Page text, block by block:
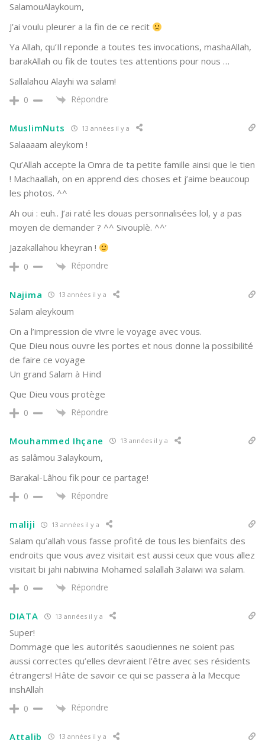
SalamouAlaykoum,
J’ai voulu pleurer a la fin de ce recit
Ya Allah, qu’Il reponde a toutes tes invocations, mashaAllah,
barakAllah ou fik de toutes tes attentions pour nous …
Sallalahou Alayhi wa salam!
0 Répondre
MuslimNuts 13 années il y a
Salaaaam aleykom !
Qu’Allah accepte la Omra de ta petite famille ainsi que le tien
! Machaallah, on en apprend des choses et j’aime beaucoup
les photos. ^^
Ah oui : euh.. J’ai raté les douas personnalisées lol, y a pas
moyen de demander ? ^^ Sivouplè. ^^’
Jazakallahou kheyran !
0 Répondre
Najima 13 années il y a
Salam aleykoum
On a l’impression de vivre le voyage avec vous.
Que Dieu nous ouvre les portes et nous donne la possibilité
de faire ce voyage
Un grand Salam à Hind
Que Dieu vous protège
0 Répondre
Mouhammed Ihçane 13 années il y a
as salâmou 3alaykoum,
Barakal-Lâhou fik pour ce partage!
0 Répondre
maliji 13 années il y a
Salam qu’allah vous fasse profité de tous les bienfaits des
endroits que vous avez visitait est aussi ceux que vous allez
visitait bi jahi nabiwina Mohamed salallah 3alaiwi wa salam.
0 Répondre
DIATA 13 années il y a
Super!
Dommage que les autorités saoudiennes ne soient pas
aussi correctes qu’elles devraient l’être avec ses résidents
étrangers! Hâte de savoir ce qui se passera à la Mecque
inshAllah
0 Répondre
Attalib 13 années il y a